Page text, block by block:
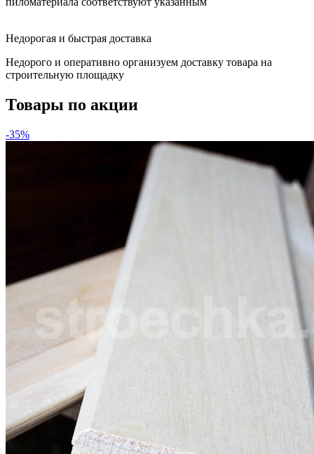
Недорогая и быстрая доставка
Недорого и оперативно организуем доставку товара на
строительную площадку
Товары по акции
-35%